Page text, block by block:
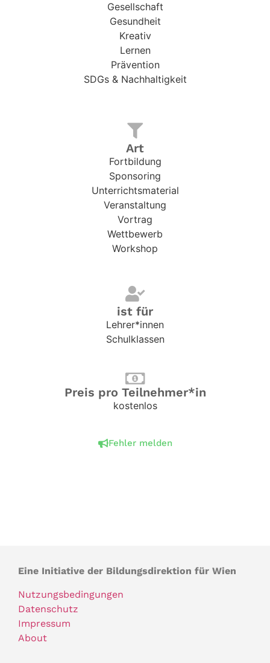
Gesellschaft
Gesundheit
Kreativ
Lernen
Prävention
SDGs & Nachhaltigkeit
Art
Fortbildung
Sponsoring
Unterrichtsmaterial
Veranstaltung
Vortrag
Wettbewerb
Workshop
ist für
Lehrer*innen
Schulklassen
Preis pro Teilnehmer*in
kostenlos
Fehler melden
Eine Initiative der Bildungsdirektion für Wien
Nutzungsbedingungen
Datenschutz
Impressum
About